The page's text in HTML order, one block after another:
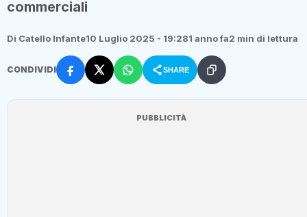
commerciali
Di Catello Infante10 Luglio 2025 - 19:281 anno fa2 min di lettura
CONDIVIDI SHARE
PUBBLICITÀ